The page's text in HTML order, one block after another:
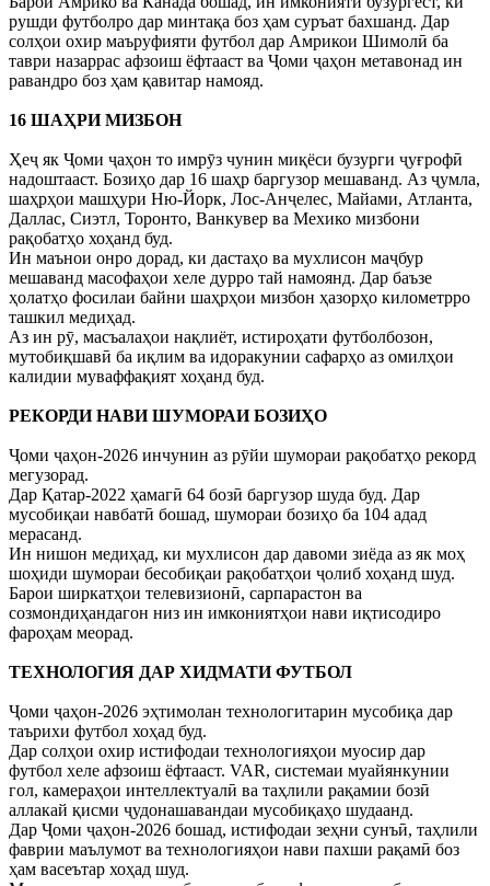
рушди футболро дар минтақа боз ҳам суръат бахшанд. Дар
солҳои охир маъруфияти футбол дар Амрикои Шимолӣ ба
таври назаррас афзоиш ёфтааст ва Ҷоми ҷаҳон метавонад ин
равандро боз ҳам қавитар намояд.
16 ШАҲРИ МИЗБОН
Ҳеҷ як Ҷоми ҷаҳон то имрӯз чунин миқёси бузурги ҷуғрофӣ
надоштааст. Бозиҳо дар 16 шаҳр баргузор мешаванд. Аз ҷумла,
шаҳрҳои машҳури Ню-Йорк, Лос-Анҷелес, Майами, Атланта,
Даллас, Сиэтл, Торонто, Ванкувер ва Мехико мизбони
рақобатҳо хоҳанд буд.
Ин маънои онро дорад, ки дастаҳо ва мухлисон маҷбур
мешаванд масофаҳои хеле дурро тай намоянд. Дар баъзе
ҳолатҳо фосилаи байни шаҳрҳои мизбон ҳазорҳо километрро
ташкил медиҳад.
Аз ин рӯ, масъалаҳои нақлиёт, истироҳати футболбозон,
мутобиқшавӣ ба иқлим ва идоракунии сафарҳо аз омилҳои
калидии муваффақият хоҳанд буд.
РЕКОРДИ НАВИ ШУМОРАИ БОЗИҲО
Ҷоми ҷаҳон-2026 инчунин аз рӯйи шумораи рақобатҳо рекорд
мегузорад.
Дар Қатар-2022 ҳамагӣ 64 бозӣ баргузор шуда буд. Дар
мусобиқаи навбатӣ бошад, шумораи бозиҳо ба 104 адад
мерасанд.
Ин нишон медиҳад, ки мухлисон дар давоми зиёда аз як моҳ
шоҳиди шумораи бесобиқаи рақобатҳои ҷолиб хоҳанд шуд.
Барои ширкатҳои телевизионӣ, сарпарастон ва
созмондиҳандагон низ ин имкониятҳои нави иқтисодиро
фароҳам меорад.
ТЕХНОЛОГИЯ ДАР ХИДМАТИ ФУТБОЛ
Ҷоми ҷаҳон-2026 эҳтимолан технологитарин мусобиқа дар
таърихи футбол хоҳад буд.
Дар солҳои охир истифодаи технологияҳои муосир дар
футбол хеле афзоиш ёфтааст. VAR, системаи муайянкунии
гол, камераҳои интеллектуалӣ ва таҳлили рақамии бозӣ
аллакай қисми ҷудонашавандаи мусобиқаҳо шудаанд.
Дар Ҷоми ҷаҳон-2026 бошад, истифодаи зеҳни сунъӣ, таҳлили
фаврии маълумот ва технологияҳои нави пахши рақамӣ боз
ҳам васеътар хоҳад шуд.